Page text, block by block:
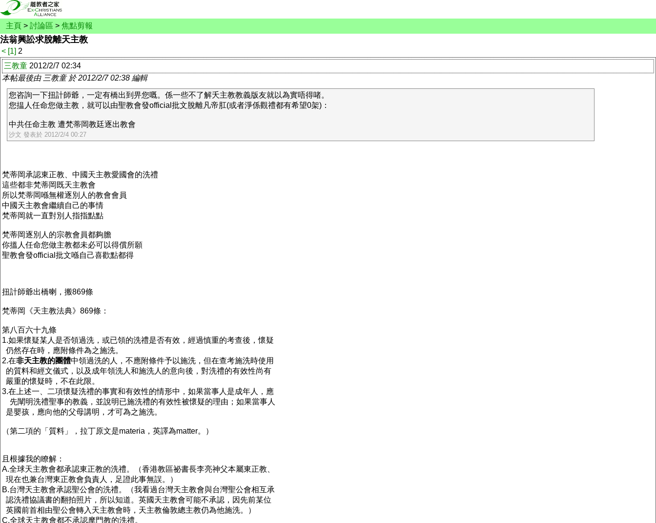
主頁 > 討論區 > 焦點剪報
法翁興訟求脫離天主教
< [1] 2
三教童 2012/2/7 02:34
本帖最後由 三教童 於 2012/2/7 02:38 編輯
您咨詢一下扭計師爺，一定有橋出到畀您嘅。係一些不了解夭主教教義版友就以為實唔得啫。
您揾人任命您做主教，就可以由聖教會發official批文脫離凡帝肛(或者淨係觀禮都有希望0架)：
中共任命主教 遭梵蒂岡教廷逐出教會
沙文 發表於 2012/2/4 00:27
梵蒂岡承認東正教、中國天主教愛國會的洗禮
這些都非梵蒂岡既天主教會
所以梵蒂岡喺無權逐別人的教會會員
中國天主教會繼續自己的事情
梵蒂岡就一直對別人指指點點
梵蒂岡逐別人的宗教會員都夠膽
你搵人任命您做主教都未必可以得償所願
聖教會發official批文喺自己喜歡點都得
扭計師爺出橋喇，搬869條
梵蒂岡《天主教法典》869條：
第八百六十九條
1.如果懷疑某人是否領過洗，或已領的洗禮是否有效，經過慎重的考查後，懷疑
仍然存在時，應附條件為之施洗。
2.在非天主教的團體中領過洗的人，不應附條件予以施洗，但在查考施洗時使用
的質料和經文儀式，以及成年領洗人和施洗人的意向後，對洗禮的有效性尚有
嚴重的懷疑時，不在此限。
3.在上述一、二項懷疑洗禮的事實和有效性的情形中，如果當事人是成年人，應
先闡明洗禮聖事的教義，並說明已施洗禮的有效性被懷疑的理由；如果當事人
是嬰孩，應向他的父母講明，才可為之施洗。
（第二項的「質料」，拉丁原文是materia，英譯為matter。）
且根據我的瞭解：
A.全球天主教會都承認東正教的洗禮。（香港教區祕書長李亮神父本屬東正教、
現在也兼台灣東正教會負責人，足證此事無誤。）
B.台灣天主教會承認聖公會的洗禮。（我看過台灣天主教會與台灣聖公會相互承
認洗禮協議書的翻拍照片，所以知道。英國天主教會可能不承認，因先前某位
英國前首相由聖公會轉入天主教會時，天主教倫敦總主教仍為他施洗。）
C.全球天主教會都不承認摩門教的洗禮。